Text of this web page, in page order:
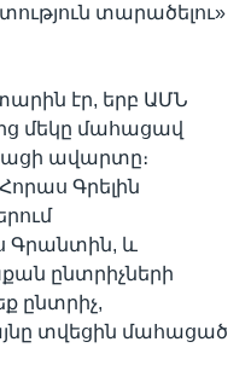
տարածելու»
էր, երբ ԱՄՆ
մեկը մահացավ
ավարտը։
Գրելին
Գրանտին, և
ընտրիչների
ընտրիչ,
տվեցին մահացած